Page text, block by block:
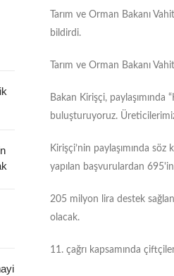
Tarım ve Orman Bakanı
bildirdi.
Tarım ve Orman Bakanı
Bakan Kirişçi,
buluşturuyoruz.
Kirişçi’nin paylaşımında
yapılan başvurulardan
205 milyon lira destek
olacak.
11. çağrı kapsamında